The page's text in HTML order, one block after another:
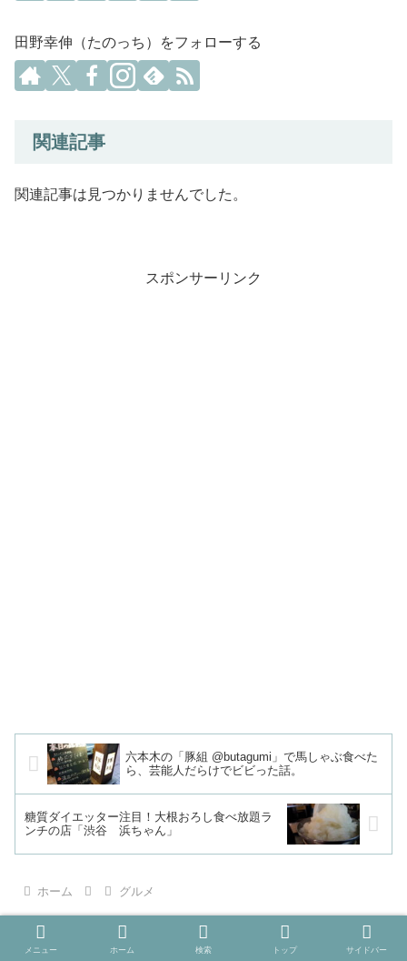
田野幸伸（たのっち）をフォローする
関連記事
関連記事は見つかりませんでした。
スポンサーリンク
六本木の「豚組 @butagumi」で馬しゃぶ食べた
ら、芸能人だらけでビビった話。
糖質ダイエッター注目！大根おろし食べ放題ラ
ンチの店「渋谷 浜ちゃん」
ホーム グルメ
メニュー ホーム 検索 トップ サイドバー